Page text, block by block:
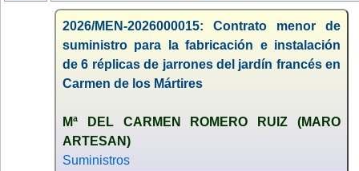
2026/MEN-2026000015: Contrato menor de
suministro para la fabricación e instalación
de 6 réplicas de jarrones del jardín francés en
Carmen de los Mártires
Mª DEL CARMEN ROMERO RUIZ (MARO
ARTESAN)
Suministros